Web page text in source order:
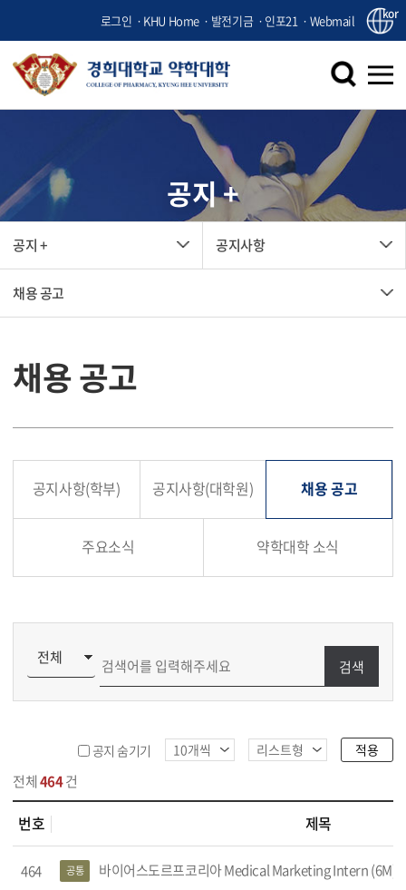
로그인 KHU Home 발전기금 인포21 Webmail kor
공지 +
공지 + 공지사항
채용 공고
채용 공고
공지사항(학부) 공지사항(대학원) 채용 공고
주요소식 약학대학 소식
검색
공지 숨기기 적용
전체464건
록
번호 제목
464 공통 바이어스도르프코리아 Medical Marketing Intern (6M)